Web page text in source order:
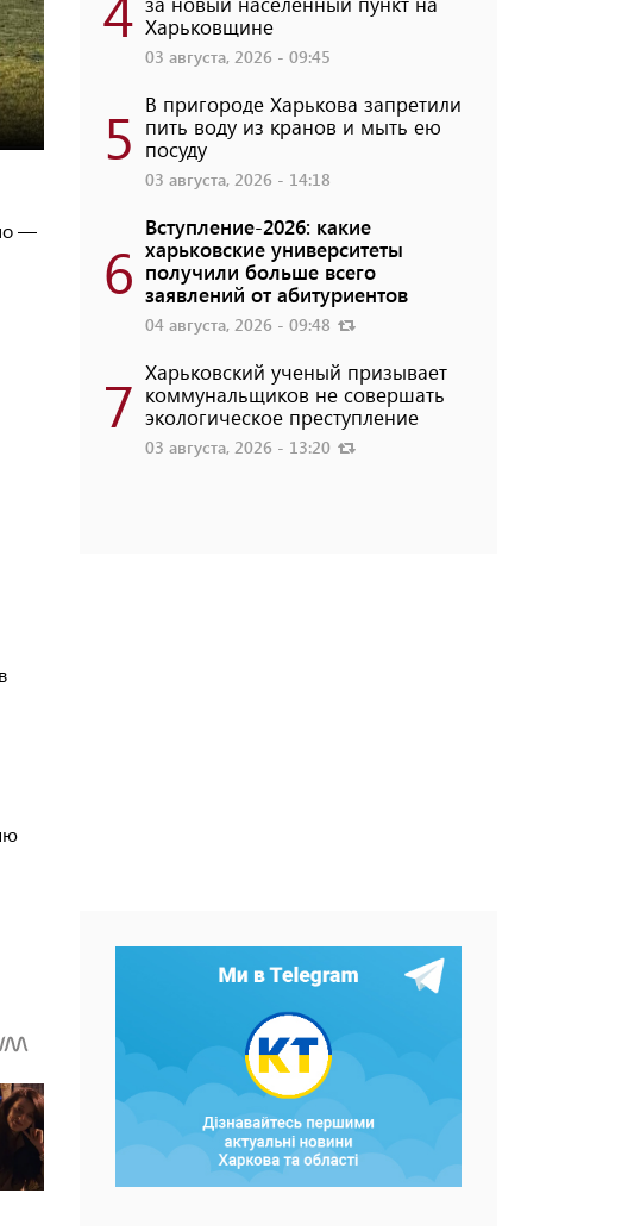
—
Харьковщине
03 августа, 2026 - 09:45
5 В пригороде Харькова запретили
пить воду из кранов и мыть ею
посуду
03 августа, 2026 - 14:18
6
Вступление-2026: какие
харьковские университеты
получили больше всего
заявлений от абитуриентов
04 августа, 2026 - 09:48
7 Харьковский ученый призывает
коммунальщиков не совершать
экологическое преступление
03 августа, 2026 - 13:20